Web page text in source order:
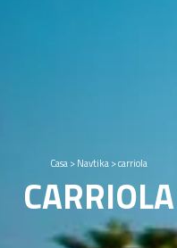
Casa>Navtika>carriola
CARRIOLA